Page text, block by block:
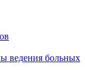
ведения больных